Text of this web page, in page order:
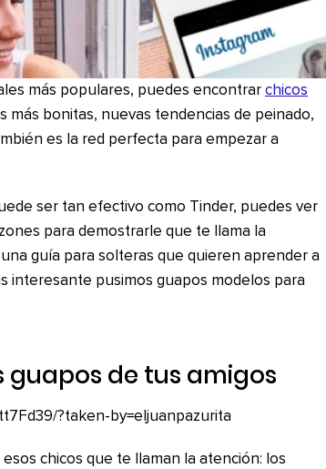
más populares, puedes encontrar chicos
más bonitas, nuevas tendencias de peinado,
es la red perfecta para empezar a
ser tan efectivo como Tinder, puedes ver
para demostrarle que te llama la
guía para solteras que quieren aprender a
interesante pusimos guapos modelos para
guapos de tus amigos
?taken-by=eljuanpazurita
chicos que te llaman la atención: los